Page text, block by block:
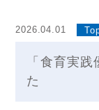
2026.04.01
「食育実
た